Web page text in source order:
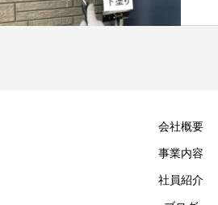
会社概要
事業内容
社員紹介